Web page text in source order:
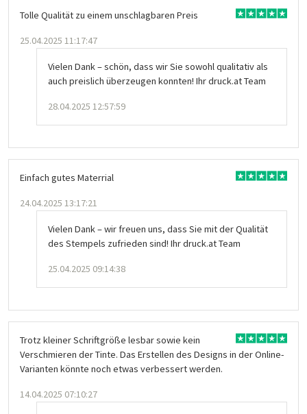
Tolle Qualität zu einem unschlagbaren Preis
25.04.2025 11:17:47
Vielen Dank – schön, dass wir Sie sowohl qualitativ als
auch preislich überzeugen konnten! Ihr druck.at Team
28.04.2025 12:57:59
Einfach gutes Materrial
24.04.2025 13:17:21
Vielen Dank – wir freuen uns, dass Sie mit der Qualität
des Stempels zufrieden sind! Ihr druck.at Team
25.04.2025 09:14:38
Trotz kleiner Schriftgröße lesbar sowie kein
Verschmieren der Tinte. Das Erstellen des Designs in der Online-
Varianten könnte noch etwas verbessert werden.
14.04.2025 07:10:27